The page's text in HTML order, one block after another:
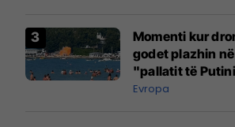
Momenti kur
godet plazhin
"pallatit të
Evropa